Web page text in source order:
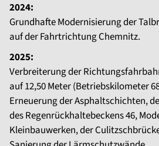
2024:
Grundhafte Modernisierung der
auf der Fahrtrichtung Chemnitz.
2025:
Verbreiterung der
auf 12,50 Meter (Betriebskilometer
Erneuerung der Asphaltschichten,
des Regenrückhaltebeckens 46,
Kleinbauwerken, der